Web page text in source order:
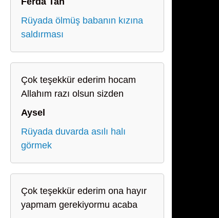
Rüyada ölmüş babanın kızına
saldırması
Çok teşekkür ederim hocam
Allahım razı olsun sizden
Aysel
Rüyada duvarda asılı halı
görmek
Çok teşekkür ederim ona hayır
yapmam gerekiyormu acaba